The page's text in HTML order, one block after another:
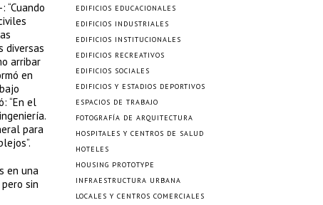
diversas
arribar
en
“En el
para
en una
sin
EDIFICIOS EDUCACIONALES
EDIFICIOS INDUSTRIALES
EDIFICIOS INSTITUCIONALES
EDIFICIOS RECREATIVOS
EDIFICIOS SOCIALES
EDIFICIOS Y ESTADIOS DEPORTIVOS
ESPACIOS DE TRABAJO
FOTOGRAFÍA DE ARQUITECTURA
HOSPITALES Y CENTROS DE SALUD
HOTELES
HOUSING PROTOTYPE
INFRAESTRUCTURA URBANA
LOCALES Y CENTROS COMERCIALES